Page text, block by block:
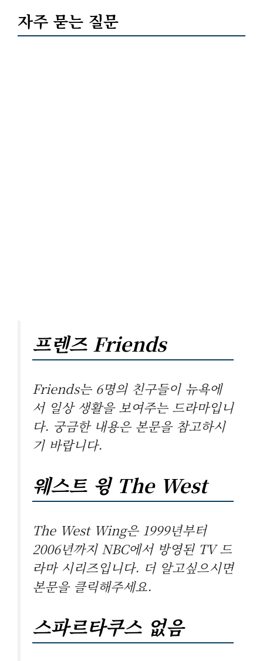
자주 묻는 질문
프렌즈 Friends
Friends는 6명의 친구들이 뉴욕에
서 일상 생활을 보여주는 드라마입니
다. 궁금한 내용은 본문을 참고하시
기 바랍니다.
웨스트 윙 The West
The West Wing은 1999년부터
2006년까지 NBC에서 방영된 TV 드
라마 시리즈입니다. 더 알고싶으시면
본문을 클릭해주세요.
스파르타쿠스 없음